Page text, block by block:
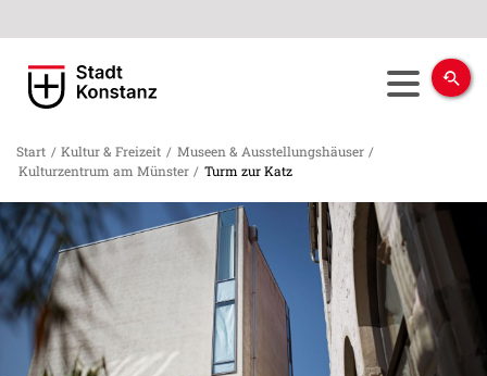
Start / Kultur & Freizeit / Museen & Ausstellungshäuser /
Kulturzentrum am Münster / Turm zur Katz